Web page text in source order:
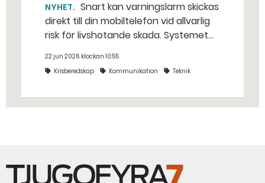
NYHET
direkt till din mobiltelefon vid allvarlig
risk för livshotande skada. Systemet
sms.
22 jun 2026 klockan 10:55
Krisberedskap
Kommunikation Teknik